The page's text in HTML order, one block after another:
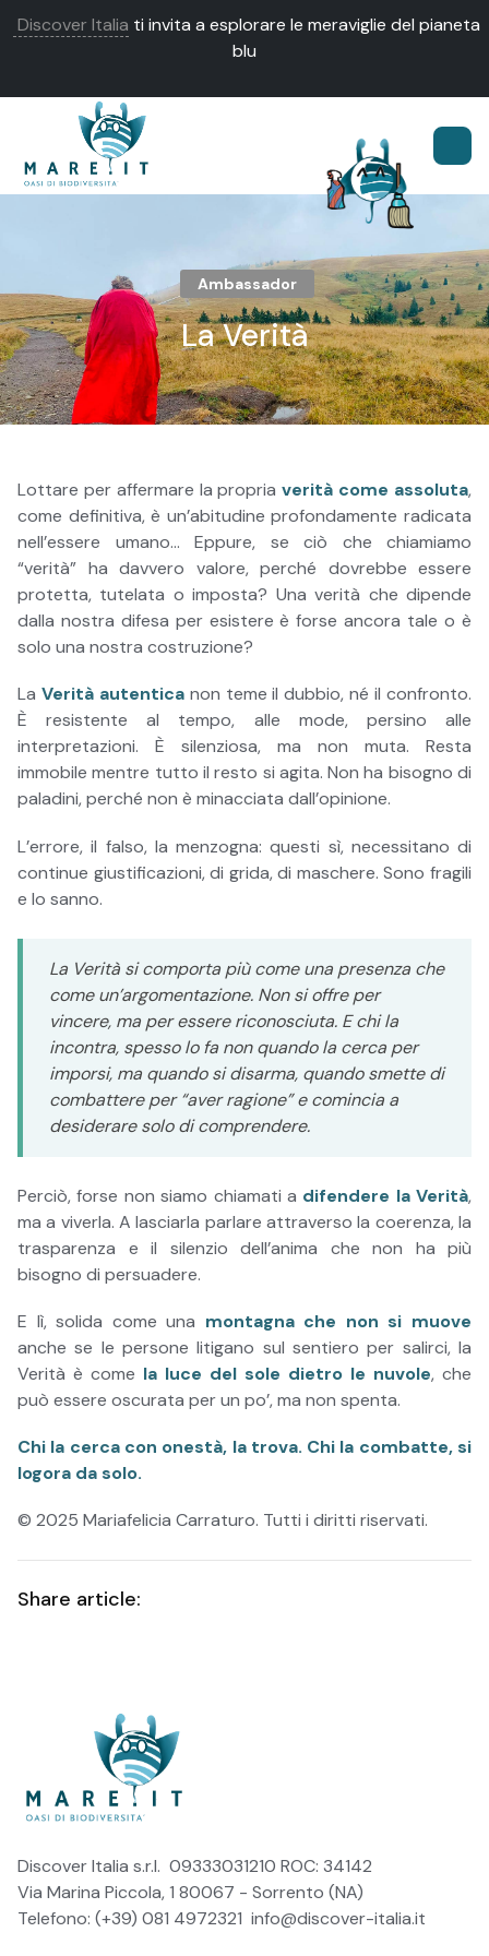
Discover Italia ti invita a esplorare le meraviglie del pianeta
blu
La Verità
Ambassador
Lottare per affermare la propriaverità come assoluta,
come definitiva, è un’abitudine profondamente radicata
nell’essere umano… Eppure, se ciò che chiamiamo
“verità” ha davvero valore, perché dovrebbe essere
protetta, tutelata o imposta? Una verità che dipende
dalla nostra difesa per esistere è forse ancora tale o è
solo una nostra costruzione?
La Verità autenticanon teme il dubbio, né il confronto.
È resistente al tempo, alle mode, persino alle
interpretazioni. È silenziosa, ma non muta. Resta
immobile mentre tutto il resto si agita. Non ha bisogno di
paladini, perché non è minacciata dall’opinione.
L’errore, il falso, la menzogna: questi sì, necessitano di
continue giustificazioni, di grida, di maschere. Sono fragili
e lo sanno.
La Verità si comporta più come una presenza che
come un’argomentazione. Non si offre per
vincere, ma per essere riconosciuta. E chi la
incontra, spesso lo fa non quando la cerca per
imporsi, ma quando si disarma, quando smette di
combattere per “aver ragione” e comincia a
desiderare solo di comprendere.
Perciò, forse non siamo chiamati a difendere la Verità,
ma a viverla. A lasciarla parlare attraverso la coerenza, la
trasparenza e il silenzio dell’anima che non ha più
bisogno di persuadere.
E lì, solida come una montagna che non si muove
anche se le persone litigano sul sentiero per salirci, la
Verità è come la luce del sole dietro le nuvole, che
può essere oscurata per un po’, ma non spenta.
Chi la cerca con onestà, la trova. Chi la combatte, si
logora da solo.
© 2025 Mariafelicia Carraturo. Tutti i diritti riservati.
Share article:
Discover Italia s.r.l. 09333031210 ROC: 34142
Via Marina Piccola, 1 80067 - Sorrento (NA)
Telefono: (+39) 081 4972321 info@discover-italia.it